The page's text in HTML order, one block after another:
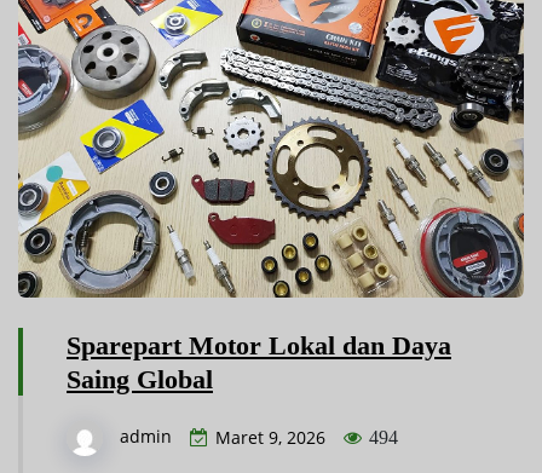
Sparepart Motor Lokal dan Daya
Saing Global
admin Maret 9, 2026 494